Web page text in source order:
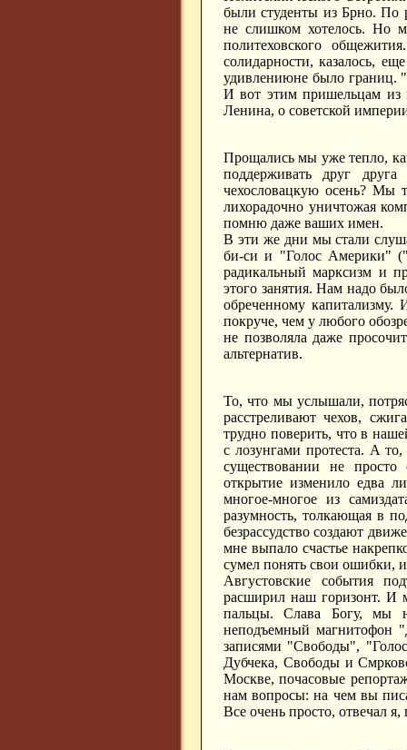
были студенты из Брно. По
не слишком хотелось. Но
политеховского
солидарности, казалось,
удивлениюне было границ.
И вот этим пришельцам из
Ленина, о советской
Прощались мы уже тепло,
поддерживать друг
чехословацкую осень? Мы
лихорадочно уничтожая
помню даже ваших имен.
В эти же дни мы стали
би-си и "Голос Америки"
радикальный марксизм и
этого занятия. Нам надо
обреченному
покруче, чем у любого
не позволяла даже
альтернатив.
То, что мы услышали,
расстреливают чехов,
трудно поверить, что в
с лозунгами протеста. А
существовании не просто
открытие изменило едва
многое-многое из
разумность, толкающая в
безрассудство создают
мне выпало счастье
сумел понять свои ошибки,
Августовские события
расширил наш горизонт. И
пальцы. Слава Богу, мы
неподъемный магнитофон
записями "Свободы",
Дубчека, Свободы и
Москве, почасовые
нам вопросы: на чем вы
Все очень просто, отвечал я,